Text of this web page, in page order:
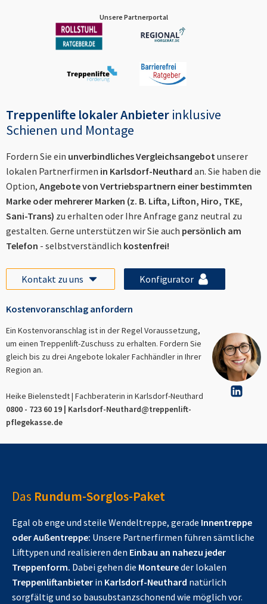
Unsere Partnerportal
Treppenlifte lokaler Anbieter inklusive
Schienen und Montage
Fordern Sie ein unverbindliches Vergleichsangebotunserer
lokalen Partnerfirmen in Karlsdorf-Neuthard an. Sie haben die
Option, Angebote von Vertriebspartnern einer bestimmten
Marke oder mehrerer Marken (z. B. Lifta, Lifton, Hiro, TKE,
Sani-Trans) zu erhalten oder Ihre Anfrage ganz neutral zu
gestalten. Gerne unterstützen wir Sie auch persönlich am
Telefon - selbstverständlich kostenfrei!
Kontakt zu uns Konfigurator
Kostenvoranschlag anfordern
Ein Kostenvoranschlag ist in der Regel Voraussetzung,
um einen Treppenlift-Zuschuss zu erhalten. Fordern Sie
gleich bis zu drei Angebote lokaler Fachhändler in Ihrer
Region an.
Heike Bielenstedt | Fachberaterin in Karlsdorf-Neuthard
0800 - 723 60 19 | Karlsdorf-Neuthard@treppenlift-
pflegekasse.de
Das Rundum-Sorglos-Paket
Egal ob enge und steile Wendeltreppe, gerade Innentreppe
oder Außentreppe: Unsere Partnerfirmen führen sämtliche
Lifttypen und realisieren den Einbau an nahezu jeder
Treppenform. Dabei gehen die Monteureder lokalen
Treppenliftanbieter in Karlsdorf-Neuthard natürlich
sorgfältig und so bausubstanzschonend wie möglich vor.